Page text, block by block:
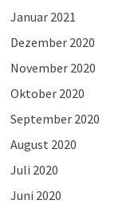
Januar 2021
Dezember 2020
November 2020
Oktober 2020
September 2020
August 2020
Juli 2020
Juni 2020